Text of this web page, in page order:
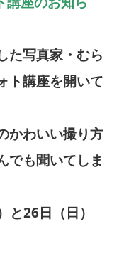
た写真家・むら
ト講座を開いて
かわいい撮り方
でも聞いてしま
と26日（日）